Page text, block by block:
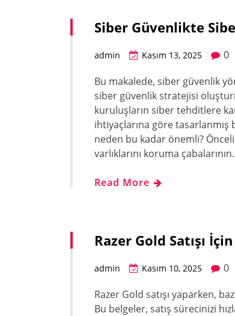
Siber Güvenlikte
admin Kasım 13, 2025
0
Bu makalede, siber güvenlik
siber güvenlik stratejisi
kuruluşların siber tehditlere
ihtiyaçlarına göre
neden bu kadar önemli?
varlıklarını koruma
Read More
Razer Gold Satışı
admin Kasım 10, 2025
0
Razer Gold satışı yaparken,
Bu belgeler, satış sürecinizi